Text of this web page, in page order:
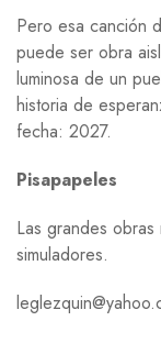
Pero esa canción
puede ser obra
luminosa de un
historia de
fecha: 2027.
Pisapapeles
Las grandes
simuladores.